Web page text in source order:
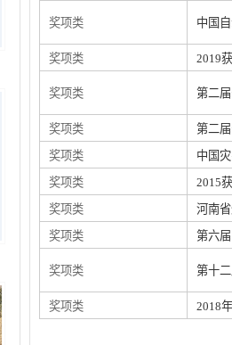
奖项类 中国
奖项类 2019
奖项类 第二
奖项类
第二
奖项类
中国
奖项类
2015
奖项类
河南
奖项类
第六
奖项类 第十
奖项类 2018